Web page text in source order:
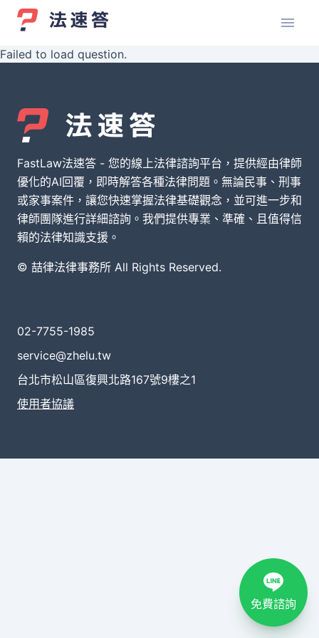
Failed to load question.
FastLaw法速答 - 您的線上法律諮詢平台，提供經由律師
優化的AI回覆，即時解答各種法律問題。無論民事、刑事
或家事案件，讓您快速掌握法律基礎觀念，並可進一步和
律師團隊進行詳細諮詢。我們提供專業、準確、且值得信
賴的法律知識支援。
© 喆律法律事務所 All Rights Reserved.
02-7755-1985
service@zhelu.tw
台北市松山區復興北路167號9樓之1
使用者協議
免費諮詢